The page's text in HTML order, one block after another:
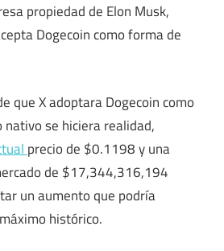
propiedad de Elon Musk,
Dogecoin como forma de
que X adoptara Dogecoin como
se hiciera realidad,
precio de $0.1198y una
de $17,344,316,194
un aumento que podría
histórico.